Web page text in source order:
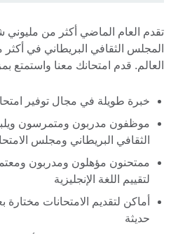
تقدم العام الماضي أكثر من
العالم. قدم امتحانك معنا واستمتع
خبرة طويلة في مجال توفير
موظفون مدربون ومتمرسون
الثقافي البريطاني ومجلس
ممتحنون مؤهلون ومدربون
لتقييم اللغة الإنجليزية
أماكن لتقديم الامتحانات مختارة
حديثة